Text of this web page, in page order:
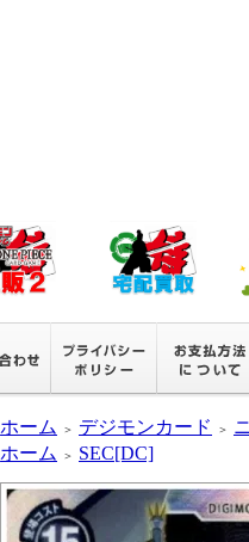
ホーム ＞ デジモンカード ＞
ホーム
＞ SEC[DC]